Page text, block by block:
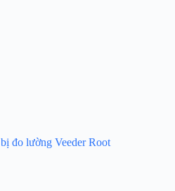
đo lường Veeder Root